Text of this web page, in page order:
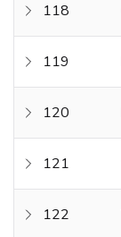
118
119
120
121
122